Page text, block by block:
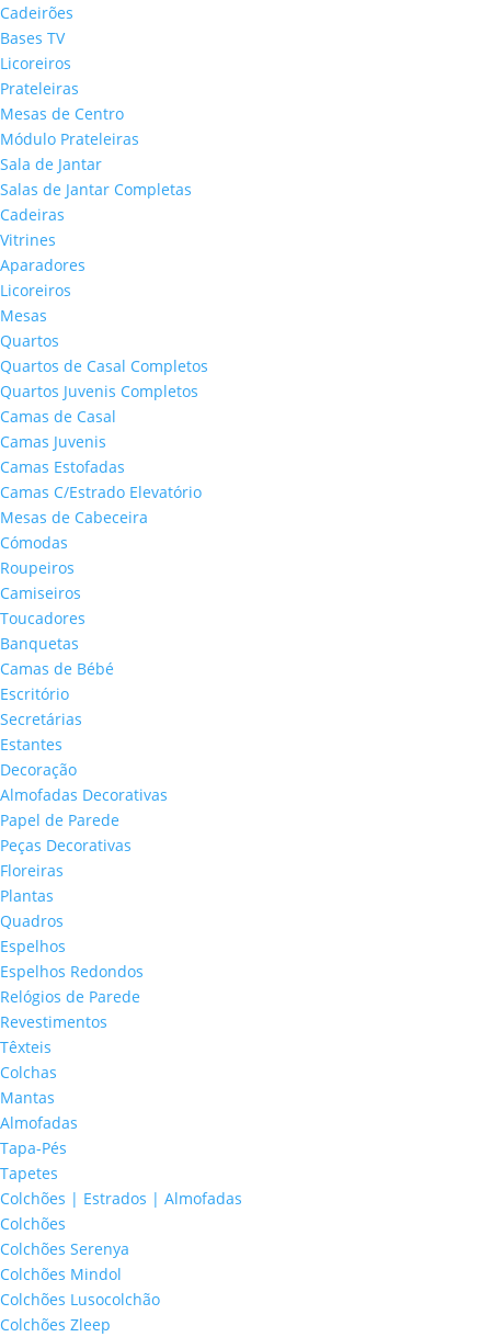
Cadeirões
Bases TV
Licoreiros
Prateleiras
Mesas de Centro
Módulo Prateleiras
Sala de Jantar
Salas de Jantar Completas
Cadeiras
Vitrines
Aparadores
Licoreiros
Mesas
Quartos
Quartos de Casal Completos
Quartos Juvenis Completos
Camas de Casal
Camas Juvenis
Camas Estofadas
Camas C/Estrado Elevatório
Mesas de Cabeceira
Cómodas
Roupeiros
Camiseiros
Toucadores
Banquetas
Camas de Bébé
Escritório
Secretárias
Estantes
Decoração
Almofadas Decorativas
Papel de Parede
Peças Decorativas
Floreiras
Plantas
Quadros
Espelhos
Espelhos Redondos
Relógios de Parede
Revestimentos
Têxteis
Colchas
Mantas
Almofadas
Tapa-Pés
Tapetes
Colchões | Estrados | Almofadas
Colchões
Colchões Serenya
Colchões Mindol
Colchões Lusocolchão
Colchões Zleep